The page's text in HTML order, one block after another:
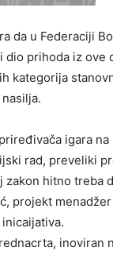
da u Federaciji
prihoda iz ove
kategorija
igara
rad, preveliki
hitno treba
projekt
inoviran